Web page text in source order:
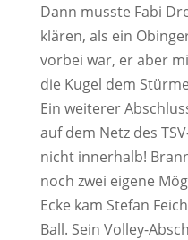
Dann musste Fabi
klären, als ein
vorbei war, er aber
die Kugel dem
Ein weiterer
auf dem Netz des
nicht innerhalb!
noch zwei eigene
Ecke kam Stefan
Ball. Sein Volley-